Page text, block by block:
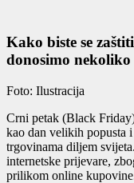
Kako biste se
donosimo
Foto: Ilustracija
Crni petak (Black
kao dan velikih popusta
trgovinama diljem
internetske prijevare,
prilikom online